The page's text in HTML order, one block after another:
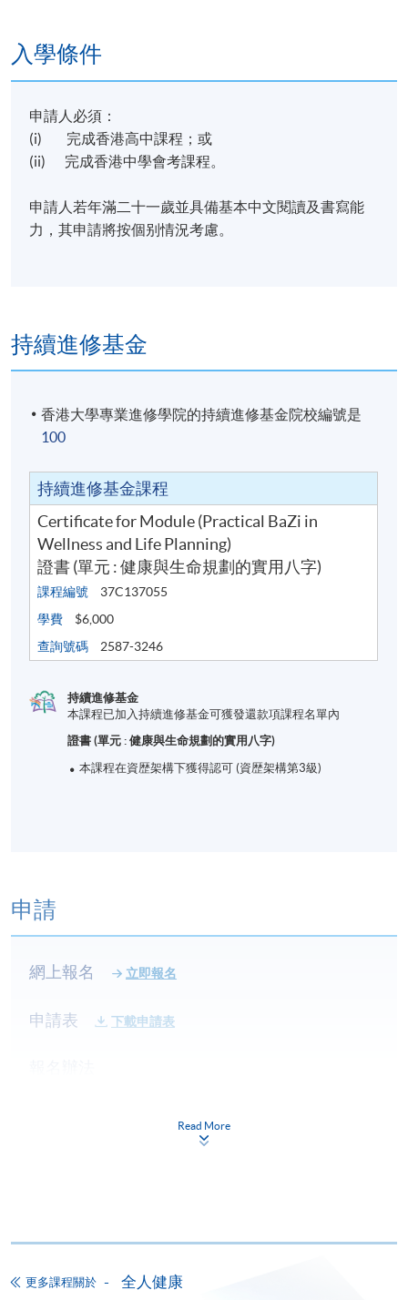
入學條件
申請人必須：
(i) 完成香港高中課程；或
(ii) 完成香港中學會考課程。
申請人若年滿二十一歲並具備基本中文閱讀及書寫能
力，其申請將按個别情況考慮。
持續進修基金
香港大學專業進修學院的持續進修基金院校編號是
100
持續進修基金課程
Certificate for Module (Practical BaZi in
Wellness and Life Planning)
證書 (單元 : 健康與生命規劃的實用八字)
課程編號
37C137055
學費
$6,000
查詢號碼
2587-3246
持續進修基金
本課程已加入持續進修基金可獲發還款項課程名單內
證書 (單元 : 健康與生命規劃的實用八字)
本課程在資歴架構下獲得認可 (資歴架構第3級)
申請
網上報名 立即報名
申請表 下載申請表
香港大學專業進修學院提供24小時網上報名及繳費服
務，申請人可通過網上申請個別學歷頒授課程和報讀
讀學歷頒授課程設有網上服務，在學學員亦可以「微
Alipay) 或 「轉數快」(FPS) 繳付學費。
Read More
更多課程關於 全人健康